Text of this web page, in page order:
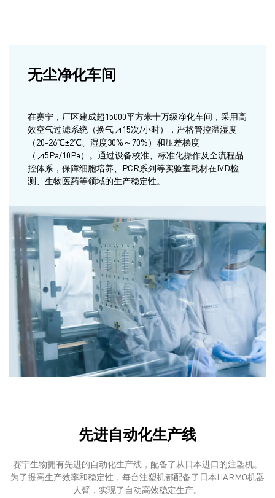
无尘净化车间
在赛宁，厂区建成超15000平方米十万级净化车间，采用高
效空气过滤系统（换气≥15次/小时），严格管控温湿度
（20-26℃±2℃、湿度30%～70%）和压差梯度
（≥5Pa/10Pa）。通过设备校准、标准化操作及全流程品
控体系，保障细胞培养、PCR系列等实验室耗材在IVD检
测、生物医药等领域的生产稳定性。
先进自动化生产线
赛宁生物拥有先进的自动化生产线，配备了从日本进口的注塑机。
为了提高生产效率和稳定性，每台注塑机都配备了日本HARMO机器
人臂，实现了自动高效稳定生产。